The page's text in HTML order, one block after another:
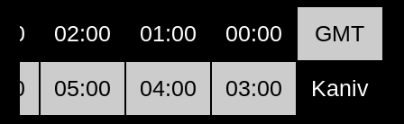
GMT
00:00
01:00
02:00
Kaniv
03:00
04:00
05:00